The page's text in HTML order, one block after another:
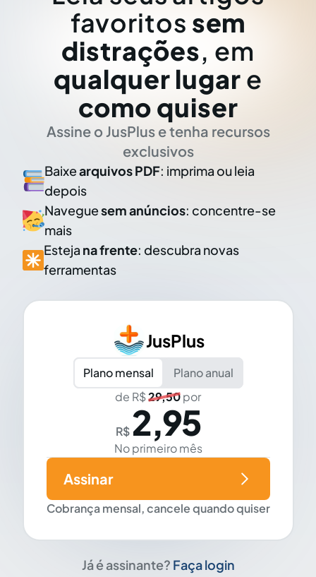
favoritos sem
distrações, em
qualquer lugar e
como quiser
Assine o JusPlus e tenha recursos
exclusivos
Baixearquivos PDF: imprima ou leia
depois
Naveguesem anúncios: concentre-se
mais
Esteja na frente: descubra novas
ferramentas
JusPlus
Plano mensal
Plano anual
de R$29,50por
R$ 2,95
No primeiro mês
Cobrança mensal, cancele quando quiser
Assinar
Já é assinante? Faça login